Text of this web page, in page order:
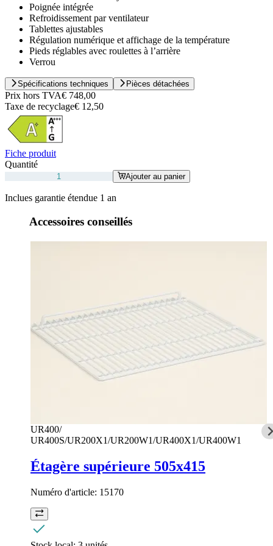
Poignée intégrée
Refroidissement par ventilateur
Tablettes ajustables
Régulation numérique et affichage de la température
Pieds réglables avec roulettes à l’arrière
Verrou
Spécifications techniques Pièces détachées
Prix hors TVA€ 748,00
Taxe de recyclage€ 12,50
Fiche produit
Quantité
Ajouter au panier
Inclues garantie étendue 1 an
Accessoires conseillés
UR400/
UR400S/UR200X1/UR200W1/UR400X1/UR400W1
Étagère supérieure 505x415
Numéro d'article: 15170